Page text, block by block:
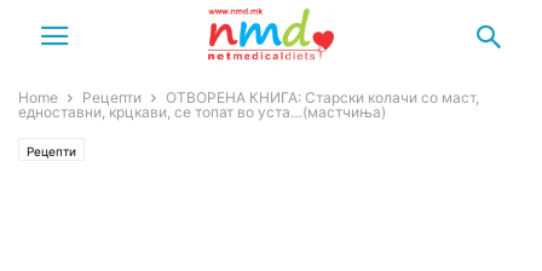
Home Рецепти
ОТВОРЕНА КНИГА: Старски колачи со маст,
едноставни, крцкави, се топат во уста…(мастчиња)
Рецепти